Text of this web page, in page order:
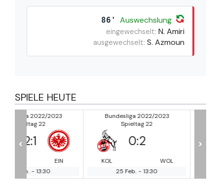
86' Auswechslung
eingewechselt: N. Amiri
ausgewechselt: S. Azmoun
SPIELE HEUTE
Bundesliga 2022/2023
KOL
WOL
Bundesliga 2022/2023
HOF
< >